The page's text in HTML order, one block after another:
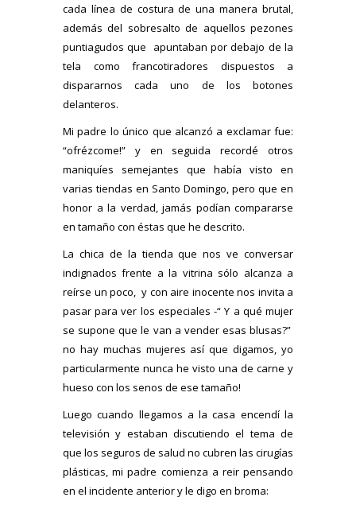
cada línea de costura de una manera brutal,
además del sobresalto de aquellos pezones
puntiagudos que apuntaban por debajo de la
tela como francotiradores dispuestos a
dispararnos cada uno de los botones
delanteros.
Mi padre lo único que alcanzó a exclamar fue:
“ofrézcome!” y en seguida recordé otros
maniquíes semejantes que había visto en
varias tiendas en Santo Domingo, pero que en
honor a la verdad, jamás podían compararse
en tamaño con éstas que he descrito.
La chica de la tienda que nos ve conversar
indignados frente a la vitrina sólo alcanza a
reírse un poco, y con aire inocente nos invita a
pasar para ver los especiales -“ Y a qué mujer
se supone que le van a vender esas blusas?”
no hay muchas mujeres así que digamos, yo
particularmente nunca he visto una de carne y
hueso con los senos de ese tamaño!
Luego cuando llegamos a la casa encendí la
televisión y estaban discutiendo el tema de
que los seguros de salud no cubren las cirugías
plásticas, mi padre comienza a reir pensando
en el incidente anterior y le digo en broma: